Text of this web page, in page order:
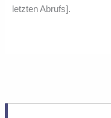
letzten Abrufs].